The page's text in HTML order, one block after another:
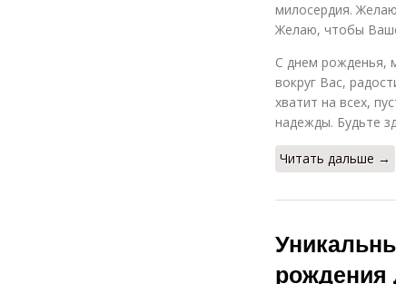
милосердия.
Желаю, чтобы
С днем рожденья,
вокруг Вас,
хватит на всех,
надежды. Будьте
Читать дальше →